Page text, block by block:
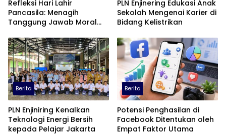
Refleksi Hari Lahir
Pancasila: Menagih
Tanggung Jawab Moral
PLN Enjinering Edukasi Anak
Sekolah Mengenai Karier di
Bidang Kelistrikan
Berita
PLN Enjiniring Kenalkan
Teknologi Energi Bersih
kepada Pelajar Jakarta
Berita
Potensi Penghasilan di
Facebook Ditentukan oleh
Empat Faktor Utama